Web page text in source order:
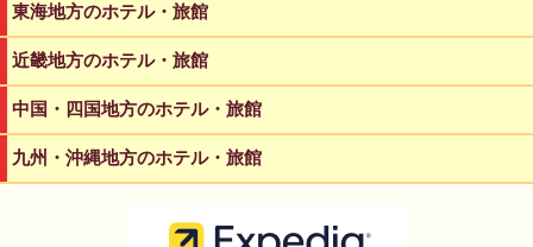
東海地方のホテル・旅館
近畿地方のホテル・旅館
中国・四国地方のホテル・旅館
九州・沖縄地方のホテル・旅館